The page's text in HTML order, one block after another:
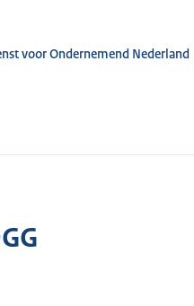
voor Ondernemend Nederland